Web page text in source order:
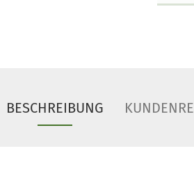
BESCHREIBUNG